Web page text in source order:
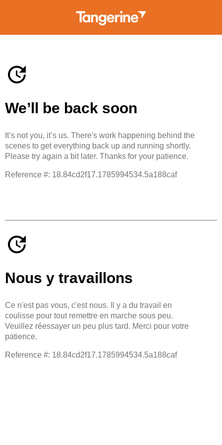
We’ll be back soon
It’s not you, it’s us. There's work happening behind the
scenes to get everything back up and running shortly.
Please try again a bit later. Thanks for your patience.
Reference #: 18.84cd2f17.1785994534.5a188caf
Nous y travaillons
Ce n'est pas vous, c'est nous. Il y a du travail en
coulisse pour tout remettre en marche sous peu.
Veuillez réessayer un peu plus tard. Merci pour votre
patience.
Reference #: 18.84cd2f17.1785994534.5a188caf